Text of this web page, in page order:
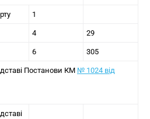
1
4 29
6 305
Постанови КМ № 1024 від